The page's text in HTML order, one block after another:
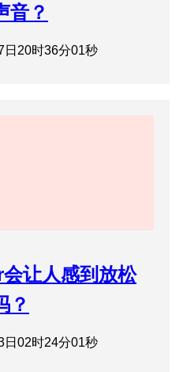
音？
日20时36分01秒
让人感到放松
？
日02时24分01秒